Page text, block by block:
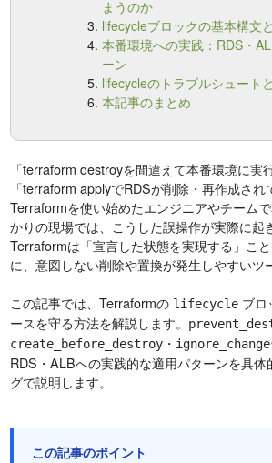
まうのか
lifecycleブロックの基本構文
本番環境への実践：RDS・
ーン
lifecycleのトラブルシュート
本記事のまとめ
「terraform destroyを間違えて本番環境に実
「terraform applyでRDSが削除・再作成され
Terraformを使い始めたエンジニアやチーム
かりの現場では、こうした誤操作が実際に起
Terraformは「宣言した状態を実現する」こ
に、意図しない削除や置換が発生しやすいツ
この記事では、Terraformの lifecycle ブロ
ースを守る方法を解説します。
create_before_destroy ・
RDS・ALBへの実践的な適用パターンを具体
グで説明します。
この記事のポイント